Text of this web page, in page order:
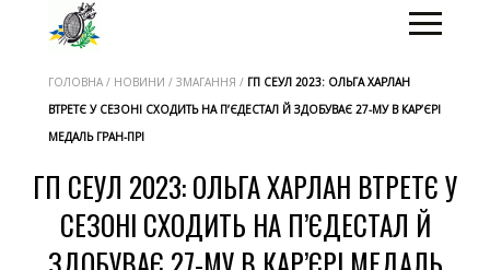
ГОЛОВНА / НОВИНИ / ЗМАГАННЯ / ГП СЕУЛ 2023: ОЛЬГА ХАРЛАН
ВТРЕТЄ У СЕЗОНІ СХОДИТЬ НА П’ЄДЕСТАЛ Й ЗДОБУВАЄ 27-МУ В КАР’ЄРІ
МЕДАЛЬ ГРАН-ПРІ
ГП СЕУЛ 2023: ОЛЬГА ХАРЛАН ВТРЕТЄ У
СЕЗОНІ СХОДИТЬ НА П’ЄДЕСТАЛ Й